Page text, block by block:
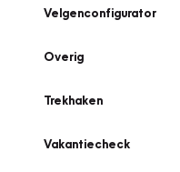
Velgenconfigurator
Overig
Trekhaken
Vakantiecheck